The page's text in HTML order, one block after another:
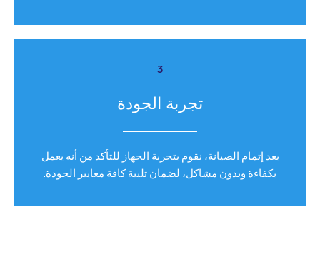
3
تجربة الجودة
بعد إتمام الصيانة، نقوم بتجربة الجهاز للتأكد من أنه يعمل
بكفاءة وبدون مشاكل، لضمان تلبية كافة معايير الجودة.